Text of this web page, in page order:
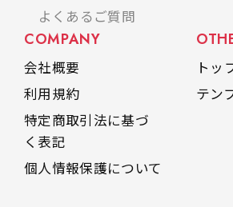
よくあるご質問
COMPANY
会社概要
利用規約
特定商取引法に基づ
く表記
個人情報保護について
トッ
テン